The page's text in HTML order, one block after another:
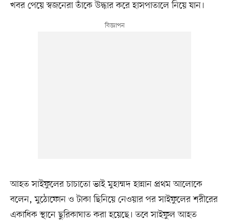
খবর পেয়ে স্বজনেরা তাঁকে উদ্ধার করে হাসপাতালে নিয়ে যান।
আহত সাইফুলের চাচাতো ভাই মুহাম্মদ হান্নান প্রথম আলোকে
বলেন, মুঠোফোন ও টাকা ছিনিয়ে নেওয়ার পর সাইফুলের শরীরের
একাধিক স্থানে ছুরিকাঘাত করা হয়েছে। তবে সাইফুল আহত